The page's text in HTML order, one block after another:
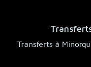
Transferts à